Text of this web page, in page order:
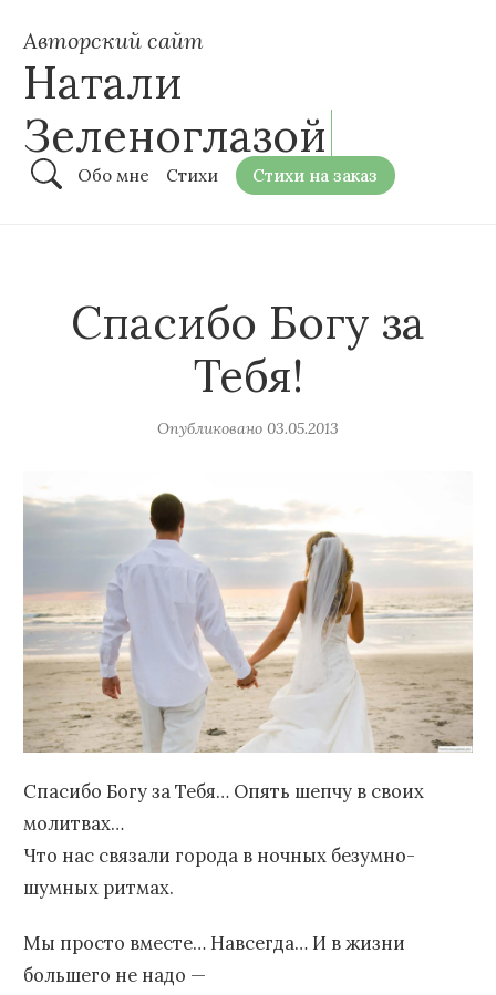
Авторский сайт
Натали
Зеленоглазой
Обо мне Стихи Стихи на заказ
Спасибо Богу за
Тебя!
Опубликовано 03.05.2013
Спасибо Богу за Тебя… Опять шепчу в своих
молитвах…
Что нас связали города в ночных безумно-
шумных ритмах.
Мы просто вместе… Навсегда… И в жизни
большего не надо —